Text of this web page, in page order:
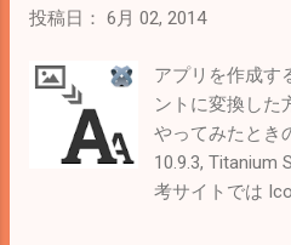
notification; ...
い。 Titaniumで
かな？ ただ
したくても出来
ジョンも「
できない。 と
Contact Usから
投稿日： 6月 02, 2014
アプリを作成す
ントに変換した
やってみたとき
10.9.3, Titanium
考サイトでは